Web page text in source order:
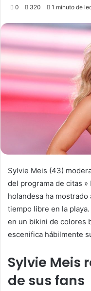
0 320 1 minuto de
Sylvie Meis (43)
del programa de citas »
holandesa ha mostrado
tiempo libre en la
en un bikini de colores
escenifica hábilmente
Sylvie Meis
de sus fans